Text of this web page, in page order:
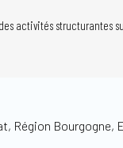
activités structurantes
Région Bourgogne,